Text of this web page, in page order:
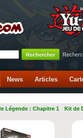
News Articles
Légende : Chapitre 1 Kit de